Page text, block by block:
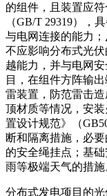
的组件，且装置应
（GB/T 29319），
与电网连接的能力
不应影响分布式光
越能力，并与电网
目，在组件方阵输
雷装置，防范雷击
顶材质等情况，安
置设计规范》（
断和隔离措施，必
的安全绳挂点；基
雨等极端天气的措施
分布式发电项目的